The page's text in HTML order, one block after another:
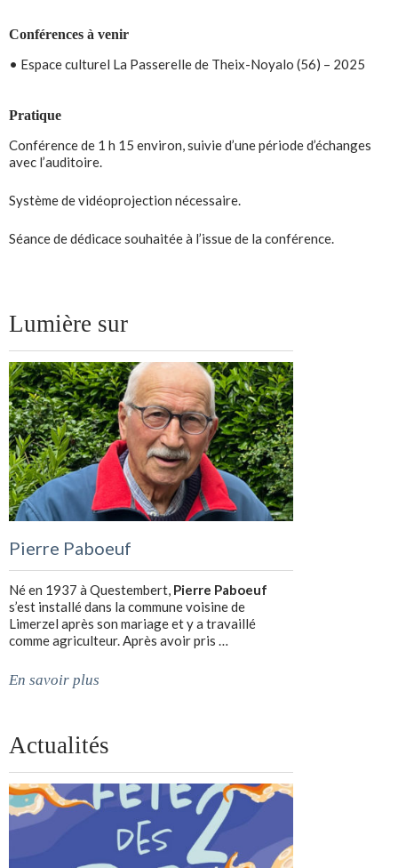
Conférences à venir
• Espace culturel La Passerelle de Theix-Noyalo (56) – 2025
Pratique
Conférence de 1 h 15 environ, suivie d’une période d’échanges
avec l’auditoire.
Système de vidéoprojection nécessaire.
Séance de dédicace souhaitée à l’issue de la conférence.
Lumière sur
Pierre Paboeuf
Né en 1937 à Questembert, Pierre Paboeuf
s’est installé dans la commune voisine de
Limerzel après son mariage et y a travaillé
comme agriculteur. Après avoir pris …
En savoir plus
Actualités